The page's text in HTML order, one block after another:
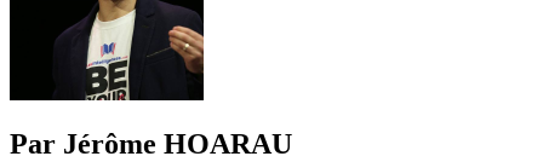
Par Jérôme HOARAU